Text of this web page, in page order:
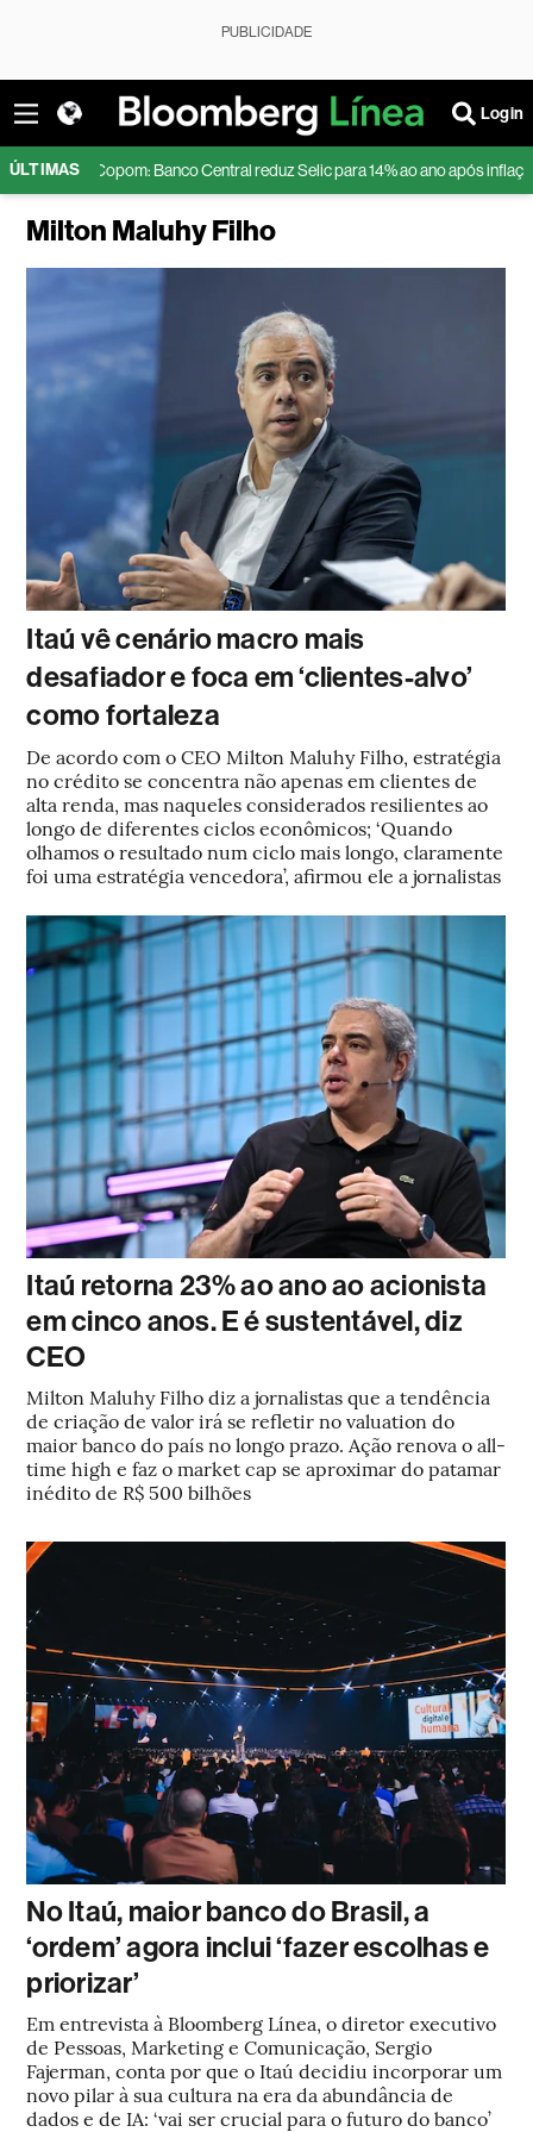
PUBLICIDADE
Login
ÚLTIMASBanco Central reduz Selic para 14% ao ano após inflação desacelerar
Milton Maluhy Filho
Itaú vê cenário macro mais
desafiador e foca em ‘clientes-alvo’
como fortaleza
De acordo com o CEO Milton Maluhy Filho, estratégia
no crédito se concentra não apenas em clientes de
alta renda, mas naqueles considerados resilientes ao
longo de diferentes ciclos econômicos; ‘Quando
olhamos o resultado num ciclo mais longo, claramente
foi uma estratégia vencedora’, afirmou ele a jornalistas
Itaú retorna 23% ao ano ao acionista
em cinco anos. E é sustentável, diz
CEO
Milton Maluhy Filho diz a jornalistas que a tendência
de criação de valor irá se refletir no valuation do
maior banco do país no longo prazo. Ação renova o all-
time high e faz o market cap se aproximar do patamar
inédito de R$ 500 bilhões
No Itaú, maior banco do Brasil, a
‘ordem’ agora inclui ‘fazer escolhas e
priorizar’
Em entrevista à Bloomberg Línea, o diretor executivo
de Pessoas, Marketing e Comunicação, Sergio
Fajerman, conta por que o Itaú decidiu incorporar um
novo pilar à sua cultura na era da abundância de
dados e de IA: ‘vai ser crucial para o futuro do banco’